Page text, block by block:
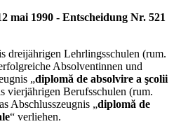
mai 1990 - Entscheidung Nr. 521
dreijährigen Lehrlingsschulen (rum.
Absolventinnen und
„diplomă de absolvire a şcolii
vierjährigen Berufsschulen (rum.
Abschlusszeugnis „diplomă de
“ verliehen.